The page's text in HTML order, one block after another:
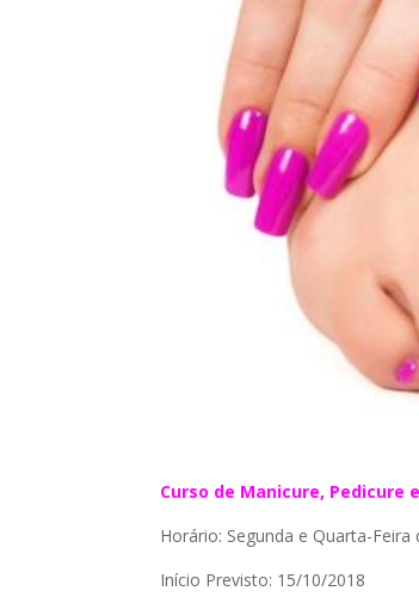
Curso de Manicure, Pedicure
Horário: Segunda e Quarta-Feira
Início Previsto: 15/10/2018